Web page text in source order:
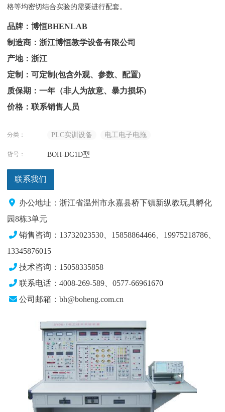
格等均密切结合实验的需要进行配套。
品牌：博恒BHENLAB
制造商：浙江博恒教学设备有限公司
产地：浙江
定制：可定制(包含外观、参数、配置)
质保期：一年（非人为故意、暴力损坏)
价格：联系销售人员
分类： PLC实训设备 电工电子电拖
货号： BOH-DG1D型
联系我们
办公地址：浙江省温州市永嘉县桥下镇新纵教玩具孵化
园8栋3单元
销售咨询：13732023530、15858864466、19975218786
13345876015
技术咨询：15058335858
联系电话：4008-269-589、0577-66961670
公司邮箱：bh@boheng.com.cn